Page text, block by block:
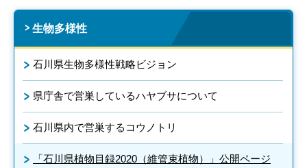
生物多様性
石川県生物多様性戦略ビジョン
県庁舎で営巣しているハヤブサについて
石川県内で営巣するコウノトリ
「石川県植物目録2020（維管束植物）」公開ページ